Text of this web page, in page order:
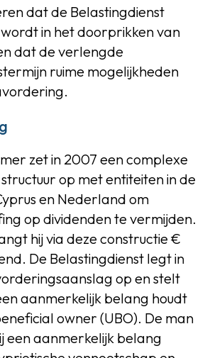
dat de Belastingdienst
in het doorprikken van
dat de verlengde
ruime mogelijkheden
zet in 2007 een complexe
op met entiteiten in de
en Nederland om
op dividenden te vermijden.
hij via deze constructie €
De Belastingdienst legt in
op en stelt
aanmerkelijk belang houdt
owner (UBO). De man
een aanmerkelijk belang